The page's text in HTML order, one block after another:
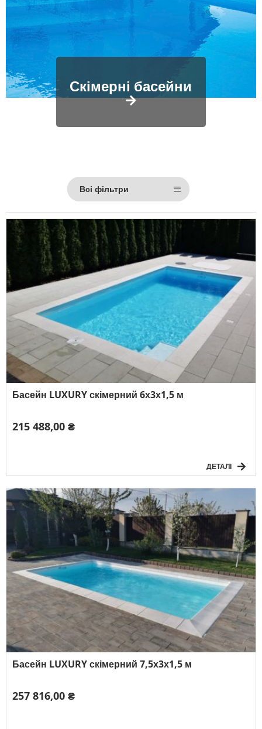
Скімерні басейни
Всі фільтри
Басейн LUXURY скімерний 6х3х1,5 м
215 488,00 ₴
ДЕТАЛІ
Басейн LUXURY скімерний 7,5х3х1,5 м
257 816,00 ₴